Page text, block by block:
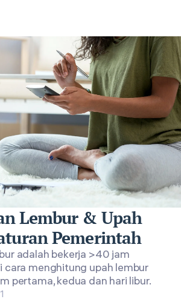
Lembur & Upah
Pemerintah
adalah bekerja >40 jam
cara menghitung upah lembur
pertama, kedua dan hari libur.